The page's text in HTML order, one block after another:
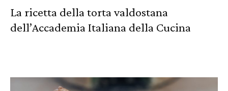
La ricetta della torta valdostana
dell’Accademia Italiana della Cucina